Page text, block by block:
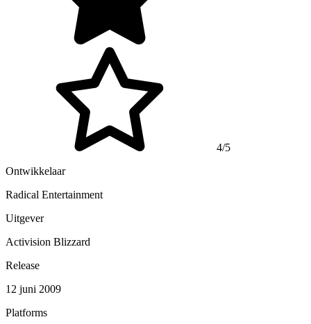
4/5
Ontwikkelaar
Radical Entertainment
Uitgever
Activision Blizzard
Release
12 juni 2009
Platforms